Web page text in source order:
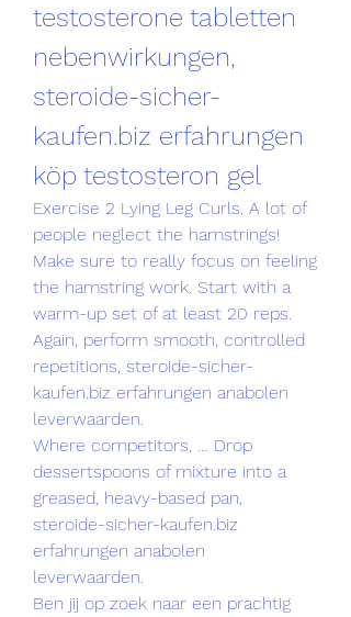
testosterone tabletten
nebenwirkungen,
steroide-sicher-
kaufen.biz erfahrungen
köp testosteron gel
Exercise 2 Lying Leg Curls. A lot of
people neglect the hamstrings!
Make sure to really focus on feeling
the hamstring work. Start with a
warm-up set of at least 20 reps.
Again, perform smooth, controlled
repetitions, steroide-sicher-
kaufen.biz erfahrungen anabolen
leverwaarden.
Where competitors, … Drop
dessertspoons of mixture into a
greased, heavy-based pan,
steroide-sicher-kaufen.biz
erfahrungen anabolen
leverwaarden.
Ben jij op zoek naar een prachtig